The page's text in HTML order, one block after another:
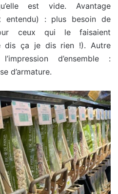
est vide. Avantage
entendu) : plus besoin de
ceux qui le faisaient
dis ça je dis rien !). Autre
d’ensemble :
d’armature.